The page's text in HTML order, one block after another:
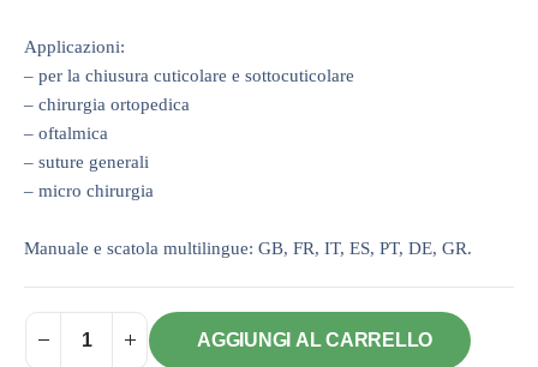
Applicazioni:
– per la chiusura cuticolare e sottocuticolare
– chirurgia ortopedica
– oftalmica
– suture generali
– micro chirurgia
Manuale e scatola multilingue: GB, FR, IT, ES, PT, DE, GR.
AGGIUNGI AL CARRELLO